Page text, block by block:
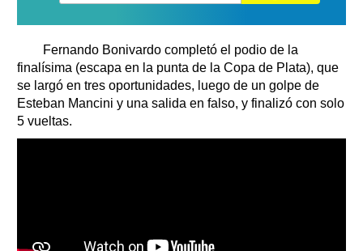
Fernando Bonivardo completó el podio de la
finalísima (escapa en la punta de la Copa de Plata), que
se largó en tres oportunidades, luego de un golpe de
Esteban Mancini y una salida en falso, y finalizó con solo
5 vueltas.